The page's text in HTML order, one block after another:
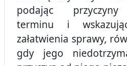
podając przyczyny
terminu i
załatwienia sprawy,
gdy jego